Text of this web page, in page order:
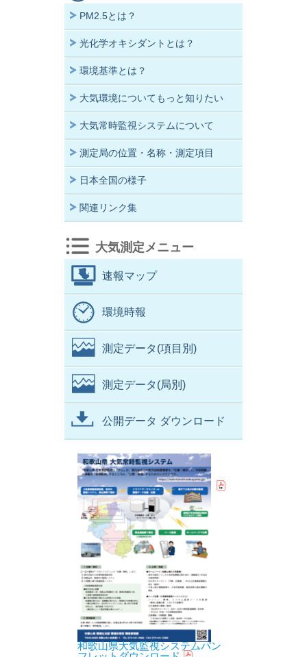
PM2.5とは？
光化学オキシダントとは？
環境基準とは？
大気環境についてもっと知りたい
大気常時監視システムについて
測定局の位置・名称・測定項目
日本全国の様子
関連リンク集
大気測定メニュー
速報マップ
環境時報
測定データ(項目別)
測定データ(局別)
公開データ ダウンロード
和歌山県大気監視システムパン